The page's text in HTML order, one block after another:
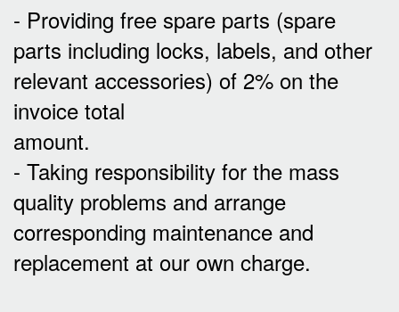
- Providing free spare parts (spare
parts including locks, labels, and other
relevant accessories) of 2% on the
invoice total
amount.
- Taking responsibility for the mass
quality problems and arrange
corresponding maintenance and
replacement at our own charge.